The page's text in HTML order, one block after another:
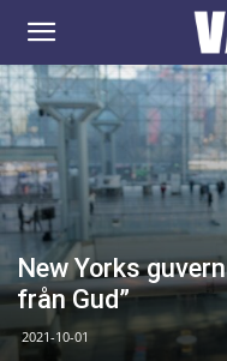
VAKEN.se
New Yorks
från Gud”
2021-10-01